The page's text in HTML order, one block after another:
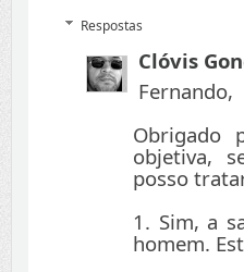
Respostas
Clóvis
Fernando,
Obrigado
objetiva,
posso
1. Sim, a
homem.